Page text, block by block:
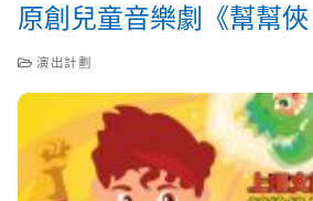
原創兒童音樂劇《幫幫俠
演出計劃